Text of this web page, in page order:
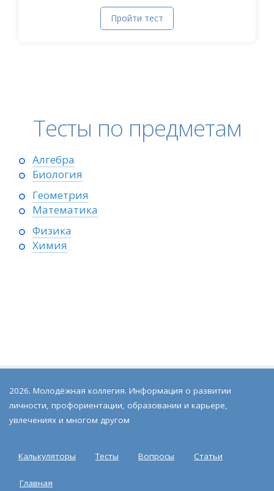
Пройти тест
Тесты по предметам
Алгебра
Биология
Геометрия
Математика
Физика
Химия
2026. Молодёжная коллегия. Информация о развитии
личности, профориентации, образовании и карьере,
увлечениях и многом другом
Калькуляторы Тесты Вопросы Статьи
Главная